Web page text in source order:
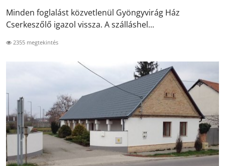
Minden foglalást közvetlenül Gyöngyvirág Ház
Cserkeszőlő igazol vissza. A szálláshel...
2355 megtekintés